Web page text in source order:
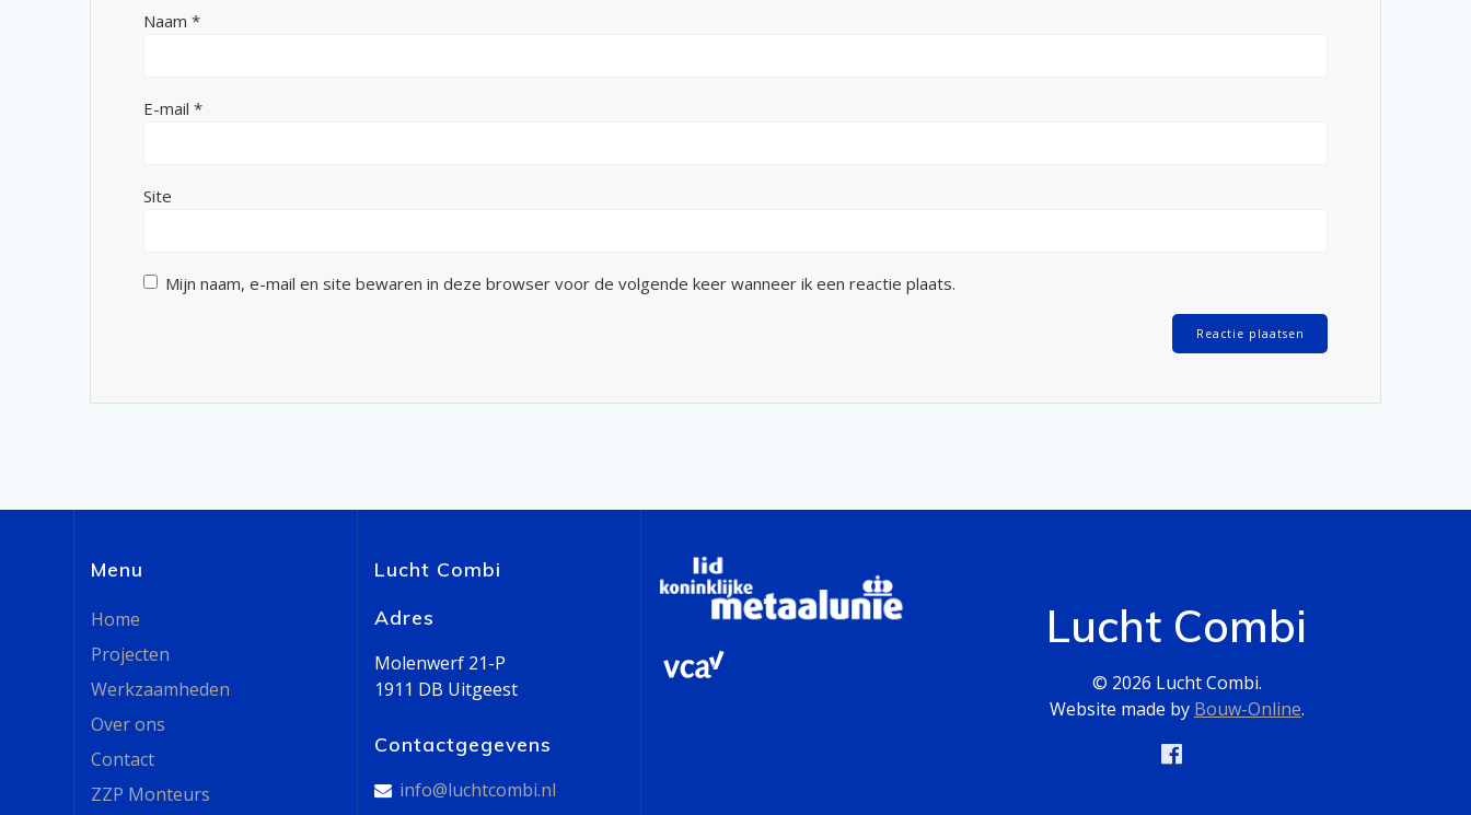
Naam*
E-mail*
Site
Mijn naam, e-mail en site bewaren in deze browser voor de volgende keer wanneer ik een reactie plaats.
Menu
Home
Projecten
Werkzaamheden
Over ons
Contact
ZZP Monteurs
Lucht Combi
Adres
Molenwerf 21-P
1911 DB Uitgeest
Contactgegevens
info@luchtcombi.nl
Lucht Combi
© 2026 Lucht Combi.
Website made by Bouw-Online.